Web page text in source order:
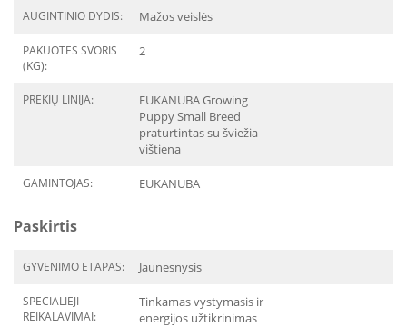
AUGINTINIO DYDIS: Mažos veislės
PAKUOTĖS SVORIS
(KG):
2
PREKIŲ LINIJA:
EUKANUBA Growing
Puppy Small Breed
praturtintas su šviežia
vištiena
GAMINTOJAS: EUKANUBA
Paskirtis
GYVENIMO ETAPAS: Jaunesnysis
SPECIALIEJI
REIKALAVIMAI:
Tinkamas vystymasis ir
energijos užtikrinimas